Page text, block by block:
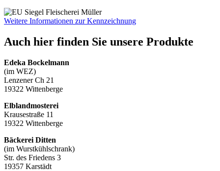
Weitere Informationen zur Kennzeichnung
Auch hier finden Sie unsere Produkte
Edeka Bockelmann
(im WEZ)
Lenzener Ch 21
19322 Wittenberge
Elblandmosterei
Krausestraße 11
19322 Wittenberge
Bäckerei Ditten
(im Wurstkühlschrank)
Str. des Friedens 3
19357 Karstädt